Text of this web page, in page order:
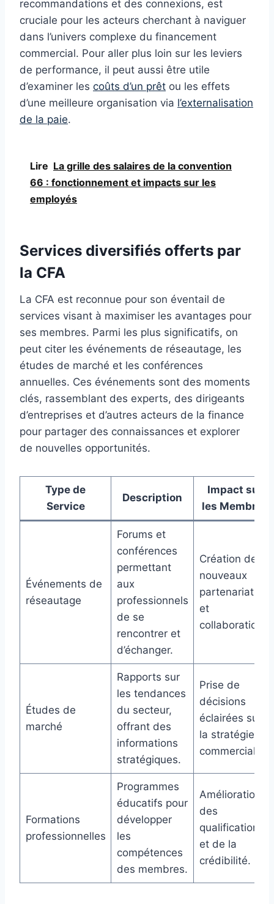
recommandations et des connexions, est
cruciale pour les acteurs cherchant à naviguer
dans l’univers complexe du financement
commercial. Pour aller plus loin sur les leviers
de performance, il peut aussi être utile
d’examiner les coûts d’un prêt ou les effets
d’une meilleure organisation via l’externalisation
de la paie.
Lire La grille des salaires de la convention
66 : fonctionnement et impacts sur les
employés
Services diversifiés offerts par
la CFA
La CFA est reconnue pour son éventail de
services visant à maximiser les avantages pour
ses membres. Parmi les plus significatifs, on
peut citer les événements de réseautage, les
études de marché et les conférences
annuelles. Ces événements sont des moments
clés, rassemblant des experts, des dirigeants
d’entreprises et d’autres acteurs de la finance
pour partager des connaissances et explorer
de nouvelles opportunités.
Type de
Service
Description
Impact sur
les Membres
Événements de
réseautage
Forums et
conférences
permettant
aux
professionnels
de se
rencontrer et
d’échanger.
Création de
nouveaux
partenariats
et
collaborations.
Études de
marché
Rapports sur
les tendances
du secteur,
offrant des
informations
stratégiques.
Prise de
décisions
éclairées sur
la stratégie
commerciale.
Formations
professionnelles
Programmes
éducatifs pour
développer
les
compétences
des membres.
Amélioration
des
qualifications
et de la
crédibilité.